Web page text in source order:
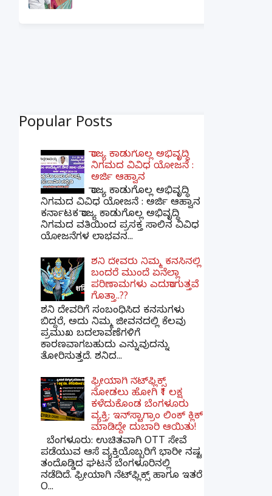
Popular Posts
ರಾಜ್ಯ ಕಾಡುಗೊಲ್ಲ ಅಭಿವೃದ್ಧಿ
ನಿಗಮದ ವಿವಿಧ ಯೋಜನೆ :
ಅರ್ಜಿ ಆಹ್ವಾನ
ರಾಜ್ಯ ಕಾಡುಗೊಲ್ಲ ಅಭಿವೃದ್ಧಿ
ನಿಗಮದ ವಿವಿಧ ಯೋಜನೆ : ಅರ್ಜಿ ಆಹ್ವಾನ
ಕರ್ನಾಟಕ ರಾಜ್ಯ ಕಾಡುಗೊಲ್ಲ ಅಭಿವೃದ್ಧಿ
ನಿಗಮದ ವತಿಯಿಂದ ಪ್ರಸಕ್ತ ಸಾಲಿನ ವಿವಿಧ
ಯೋಜನೆಗಳ ಲಾಭವನ...
ಶನಿ ದೇವರು ನಿಮ್ಮ ಕನಸಿನಲ್ಲಿ
ಬಂದರೆ ಮುಂದೆ ಏನೆಲ್ಲಾ
ಪರಿಣಾಮಗಳು ಎದುರಾಗುತ್ತವೆ
ಗೊತ್ತಾ..??
ಶನಿ ದೇವರಿಗೆ ಸಂಬಂಧಿಸಿದ ಕನಸುಗಳು
ಬಿದ್ದರೆ, ಅದು ನಿಮ್ಮ ಜೀವನದಲ್ಲಿ ಕೆಲವು
ಪ್ರಮುಖ ಬದಲಾವಣೆಗಳಿಗೆ
ಕಾರಣವಾಗಬಹುದು ಎನ್ನುವುದನ್ನು
ತೋರಿಸುತ್ತದೆ. ಶನಿದ...
ಫ್ರೀಯಾಗಿ ನೆಟ್‌ಫ್ಲಿಕ್ಸ್
ನೋಡಲು ಹೋಗಿ ₹1 ಲಕ್ಷ
ಕಳೆದುಕೊಂಡ ಬೆಂಗಳೂರು
ವ್ಯಕ್ತಿ; ಇನ್‌ಸ್ಟಾಗ್ರಾಂ ಲಿಂಕ್ ಕ್ಲಿಕ್
ಮಾಡಿದ್ದೇ ದುಬಾರಿ ಆಯಿತು!
ಬೆಂಗಳೂರು: ಉಚಿತವಾಗಿ OTT ಸೇವೆ
ಪಡೆಯುವ ಆಸೆ ವ್ಯಕ್ತಿಯೊಬ್ಬರಿಗೆ ಭಾರೀ ನಷ್ಟ
ತಂದೊಡ್ಡಿದ ಘಟನೆ ಬೆಂಗಳೂರಿನಲ್ಲಿ
ನಡೆದಿದೆ. ಫ್ರೀಯಾಗಿ ನೆಟ್‌ಫ್ಲಿಕ್ಸ್ ಹಾಗೂ ಇತರೆ
O...